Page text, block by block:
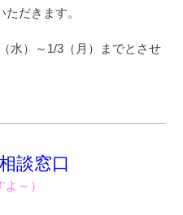
だきます。
水）～1/3（月）までとさせ
談窓口
～）